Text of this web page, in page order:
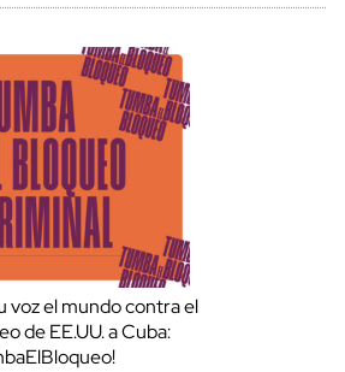
voz el mundo contra el
de EE.UU. a Cuba: